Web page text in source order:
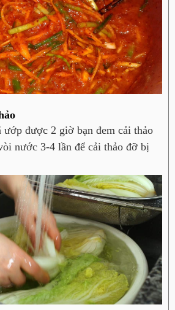
ướp được 2 giờ bạn đem cải thảo
nước 3-4 lần để cải thảo đỡ bị